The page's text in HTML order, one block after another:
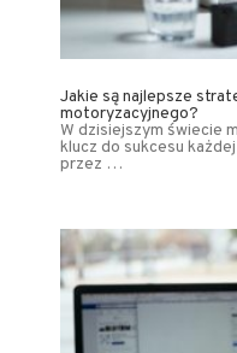
Jakie są najlepsze
motoryzacyjnego?
W dzisiejszym świecie
klucz do sukcesu
przez …